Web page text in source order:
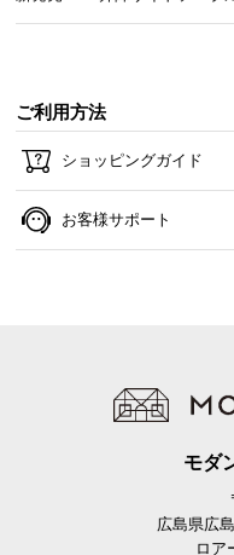
ご利用方法
ショッピングガイド
お客様サポート
モダ
広島県広
ロア